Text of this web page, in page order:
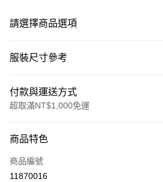
請選擇商品選項
服裝尺寸參考
付款與運送方式
超取滿NT$1,000免運
信用卡一次付款
信用卡分期付款
商品特色
商品編號
11870016